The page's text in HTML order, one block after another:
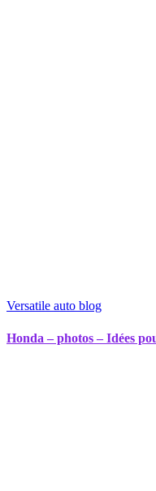
Versatile auto blog
Honda – photos – Idées